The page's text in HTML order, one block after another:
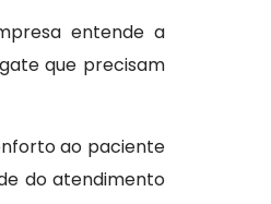
entende a
que precisam
ao paciente
do atendimento